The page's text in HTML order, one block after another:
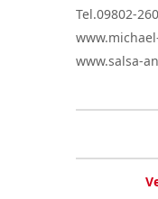
Tel.09802-
www.salsa-